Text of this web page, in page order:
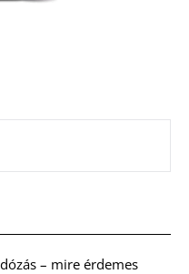
– mire érdemes